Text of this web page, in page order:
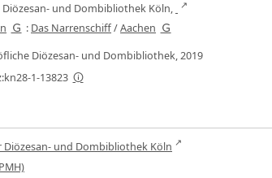
Diözesan- und Dombibliothek Köln,
: Das Narrenschiff/Aachen
Diözesan- und Dombibliothek, 2019
1-13823
Diözesan- und Dombibliothek Köln